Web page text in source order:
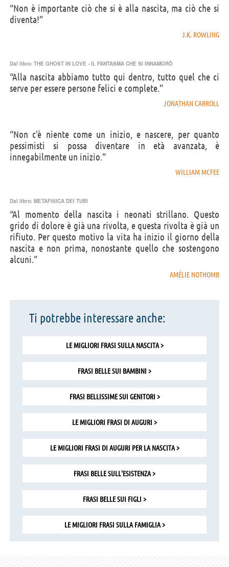
“Non è importante ciò che si è alla nascita, ma ciò che si
diventa!”
J.K. ROWLING
Dal libro: THE GHOST IN LOVE - IL FANTASMA CHE SI INNAMORÒ
“Alla nascita abbiamo tutto qui dentro, tutto quel che ci
serve per essere persone felici e complete.”
JONATHAN CARROLL
“Non c'è niente come un inizio, e nascere, per quanto
pessimisti si possa diventare in età avanzata, è
innegabilmente un inizio.”
WILLIAM MCFEE
Dal libro: METAFISICA DEI TUBI
“Al momento della nascita i neonati strillano. Questo
grido di dolore è già una rivolta, e questa rivolta è già un
rifiuto. Per questo motivo la vita ha inizio il giorno della
nascita e non prima, nonostante quello che sostengono
alcuni.”
AMÉLIE NOTHOMB
Ti potrebbe interessare anche:
LE MIGLIORI FRASI SULLA NASCITA >
FRASI BELLE SUI BAMBINI >
FRASI BELLISSIME SUI GENITORI >
LE MIGLIORI FRASI DI AUGURI >
LE MIGLIORI FRASI DI AUGURI PER LA NASCITA >
FRASI BELLE SULL'ESISTENZA >
FRASI BELLE SUI FIGLI >
LE MIGLIORI FRASI SULLA FAMIGLIA >